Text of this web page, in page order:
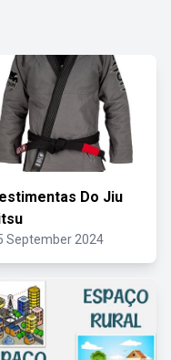
Do Jiu
September 2024